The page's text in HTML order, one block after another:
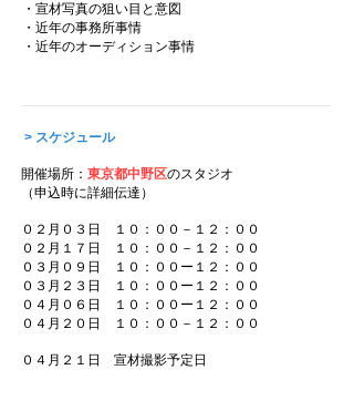
・宣材写真の狙い目と意図
・近年の事務所事情
​・近年のオーディション事情
> スケジュール
開催場所： 東京都中野区のスタジオ
（申込時に詳細伝達）
０２月０３日 １０：００－１２：００
０２月１７日 １０：００－１２：００
０３月０９日 １０：００ー１２：００
０３月２３日 １０：００ー１２：００
０４月０６日 １０：００ー１２：００
０４月２０日 １０：００－１２：００
​０４月２１日 宣材撮影予定日